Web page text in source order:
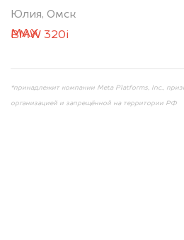
Юлия, Омск
BMW 320i
+79584983298 по
MAXили на электронную
*принадлежит компании Meta Platforms, Inc.,
организацией и запрещённой на территории РФ